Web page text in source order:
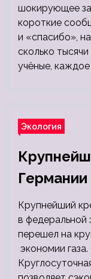
шокирующее
короткие
и «спасибо»,
сколько
учёные,
Экология
Германии
Крупнейший
в федеральной
перешел на
экономии